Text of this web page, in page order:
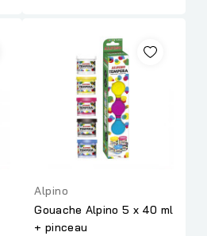
Alpino
Gouache Alpino 5 x 40 ml
+ pinceau